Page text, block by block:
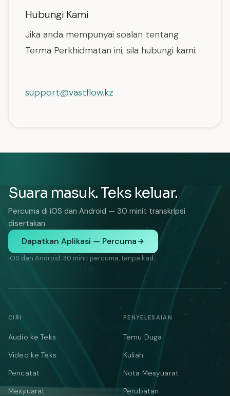
Hubungi Kami
Jika anda mempunyai soalan tentang
Terma Perkhidmatan ini, sila hubungi kami:
support@vastflow.kz
Suara masuk. Teks keluar.
Percuma di iOS dan Android — 30 minit transkripsi
disertakan.
Dapatkan Aplikasi — Percuma
iOS dan Android. 30 minit percuma, tanpa kad.
CIRI
Audio ke Teks
Video ke Teks
Pencatat
Mesyuarat
PENYELESAIAN
Temu Duga
Kuliah
Nota Mesyuarat
Perubatan